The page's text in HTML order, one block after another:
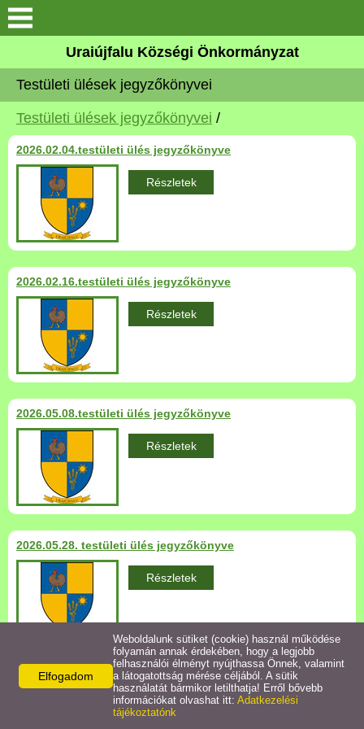
Köszöntő
Elérhetőségek
Uraiújfalu
Önkormányzat
Közös Önkormányzati
Hivatal
Választási információk
Versenyképes Járások
Program
Települési Arculati
Kézikönyv
Hírek
Bezerédj Amália Óvoda
Önkormányzati konyha
Egyéb intézmények
Egyéb szolgáltatások
Egészségügyi ellátás
Uraiújfalu Sportegyesület
Uraiújfalu Községi Önkormányzat
Testületi ülések jegyzőkönyvei
Testületi ülések jegyzőkönyvei /
2026.02.04.testületi ülés jegyzőkönyve
Részletek
2026.02.16.testületi ülés jegyzőkönyve
Részletek
2026.05.08.testületi ülés jegyzőkönyve
Részletek
2026.05.28. testületi ülés jegyzőkönyve
Részletek
2026.06.29.testületi ülés jegyzőkönyve
Részletek
Elfogadom
Weboldalunk sütiket (cookie) használ működése
folyamán annak érdekében, hogy a legjobb
felhasználói élményt nyújthassa Önnek, valamint
a látogatottság mérése céljából. A sütik
használatát bármikor letilthatja! Erről bővebb
információkat olvashat itt: Adatkezelési
tájékoztatónk